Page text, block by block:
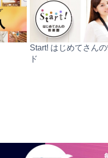
Start! はじめてさん
ド